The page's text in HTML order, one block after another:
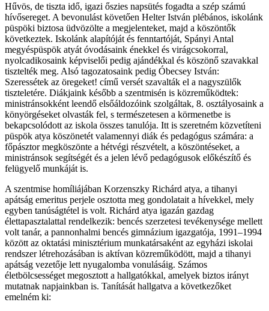
Hűvös, de tiszta idő, igazi őszies napsütés fogadta a szép számú
hívősereget. A bevonulást követően Helter István plébános, iskolánk
püspöki biztosa üdvözölte a megjelenteket, majd a köszöntők
következtek. Iskolánk alapítóját és fenntartóját, Spányi Antal
megyéspüspök atyát óvodásaink énekkel és virágcsokorral,
nyolcadikosaink képviselői pedig ajándékkal és köszönő szavakkal
tisztelték meg. Alsó tagozatosaink pedig Óbecsey István:
Szeressétek az öregeket! című versét szavalták el a nagyszülők
tiszteletére. Diákjaink később a szentmisén is közreműködtek:
ministránsokként leendő elsőáldozóink szolgáltak, 8. osztályosaink a
könyörgéseket olvasták fel, s természetesen a körmenetbe is
bekapcsolódott az iskola összes tanulója. Itt is szeretném közvetíteni
püspök atya köszönetét valamennyi diák és pedagógus számára: a
főpásztor megköszönte a hétvégi részvételt, a köszöntéseket, a
ministránsok segítségét és a jelen lévő pedagógusok előkészítő és
felügyelő munkáját is.
A szentmise homíliájában Korzenszky Richárd atya, a tihanyi
apátság emeritus perjele osztotta meg gondolatait a hívekkel, mely
egyben tanúságtétel is volt. Richárd atya igazán gazdag
élettapasztalattal rendelkezik: bencés szerzetesi tevékenysége mellett
volt tanár, a pannonhalmi bencés gimnázium igazgatója, 1991–1994
között az oktatási minisztérium munkatársaként az egyházi iskolai
rendszer létrehozásában is aktívan közreműködött, majd a tihanyi
apátság vezetője lett nyugalomba vonulásáig. Számos
életbölcsességet megosztott a hallgatókkal, amelyek biztos irányt
mutatnak napjainkban is. Tanítását hallgatva a következőket
emelném ki: